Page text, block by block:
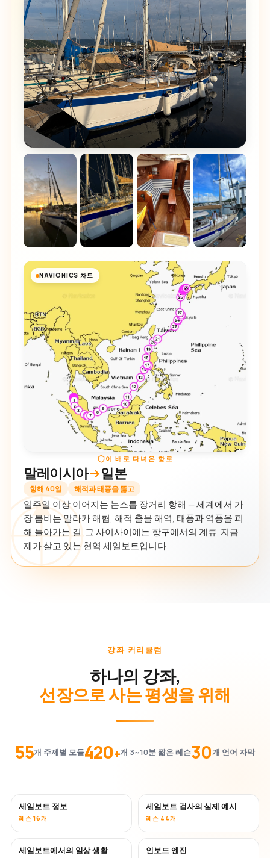
NAVIONICS 차트
이 배로 다녀온 항로
말레이시아 일본
항해 40일 해적과 태풍을 뚫고
일주일 이상 이어지는 논스톱 장거리 항해 — 세계에서 가
장 붐비는 말라카 해협, 해적 출몰 해역, 태풍과 역풍을 피
해 돌아가는 길. 그 사이사이에는 항구에서의 계류. 지금
제가 살고 있는 현역 세일보트입니다.
강좌 커리큘럼
하나의 강좌,
선장으로 사는 평생을 위해
55개 주제별 모듈420+개 3~10분 짧은 레슨30개 언어 자막
세일보트 정보
레슨 16개
세일보트 검사의 실제 예시
레슨 44개
세일보트에서의 일상 생활 인보드 엔진